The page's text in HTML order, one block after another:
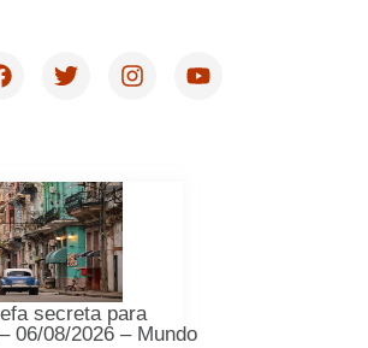
secreta para
06/08/2026 – Mundo